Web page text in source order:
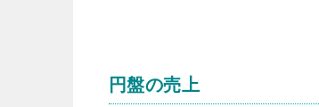
円盤の売上